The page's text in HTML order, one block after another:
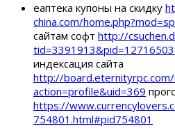
еаптека купоны на скидку
china.com/
сайтам софт http://
индексация сайта
http://
action=profile&uid=369
https://
754801.html#pid754801